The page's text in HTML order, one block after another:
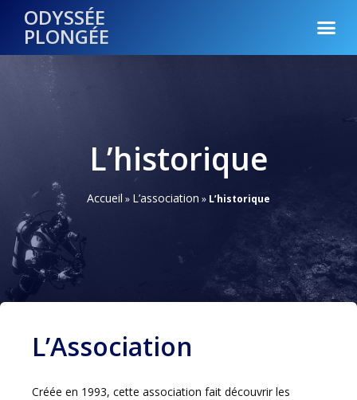
ODYSSÉE
PLONGÉE
L’historique
Accueil » L’association » L’historique
L’Association
Créée en 1993, cette association fait découvrir les